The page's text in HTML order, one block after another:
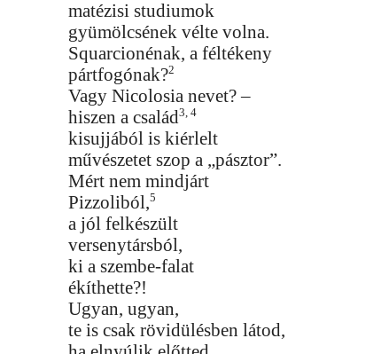
matézisi studiumok
gyümölcsének vélte volna.
Squarcionénak, a féltékeny
pártfogónak?2
Vagy Nicolosia nevet? –
hiszen a család3, 4
kisujjából is kiérlelt
művészetet szop a „pásztor”.
Mért nem mindjárt
Pizzoliból,5
a jól felkészült
versenytársból,
ki a szembe-falat
ékíthette?!
Ugyan, ugyan,
te is csak rövidülésben látod,